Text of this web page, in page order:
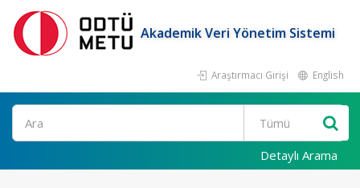
Akademik Veri Yönetim Sistemi
Araştırmacı Girişi English
Ara
Detaylı Arama